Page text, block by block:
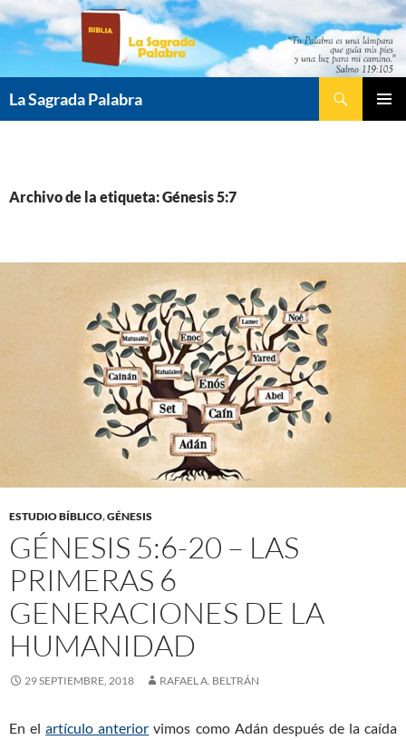
Saltar
contenido
La Sagrada Palabra
Archivo de la etiqueta: Génesis 5:7
ESTUDIO BÍBLICO,GÉNESIS
GÉNESIS 5:6-20 – LAS
PRIMERAS 6
GENERACIONES DE LA
HUMANIDAD
29 SEPTIEMBRE, 2018 RAFAEL A. BELTRÁN
En elartículo anterior vimos como Adán después de la caída